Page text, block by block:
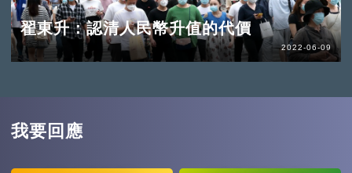
翟東升：認清人民幣升值的代價
2022-06-09
我要回應